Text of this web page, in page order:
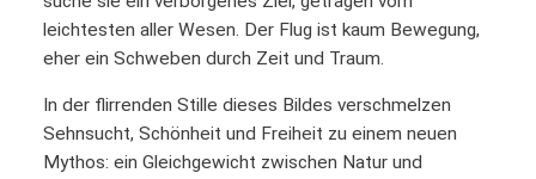
n
g
e
leichtesten aller Wesen. Der Flug ist kaum Bewegung,
eher ein Schweben durch Zeit und Traum.
In der flirrenden Stille dieses Bildes verschmelzen
Sehnsucht, Schönheit und Freiheit zu einem neuen
Mythos: ein Gleichgewicht zwischen Natur und